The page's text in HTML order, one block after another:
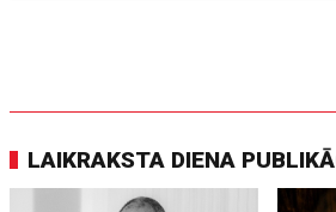
LAIKRAKSTA DIENA